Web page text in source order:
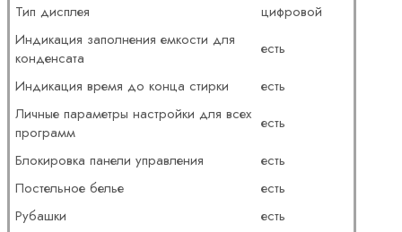
Тип дисплея
цифровой
Индикация заполнения емкости для
конденсата
есть
Индикация время до конца стирки
есть
Личные параметры настройки для всех
программ
есть
Блокировка панели управления
есть
Постельное белье
есть
Рубашки
есть